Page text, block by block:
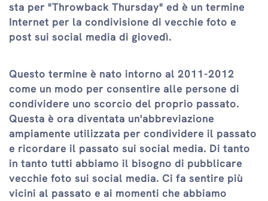
sta per "Throwback Thursday" ed è un termine
Internet per la condivisione di vecchie foto e
post sui social media di giovedì.
Questo termine è nato intorno al 2011-2012
come un modo per consentire alle persone di
condividere uno scorcio del proprio passato.
Questa è ora diventata un'abbreviazione
ampiamente utilizzata per condividere il passato
e ricordare il passato sui social media. Di tanto
in tanto tutti abbiamo il bisogno di pubblicare
vecchie foto sui social media. Ci fa sentire più
vicini al passato e ai momenti che abbiamo